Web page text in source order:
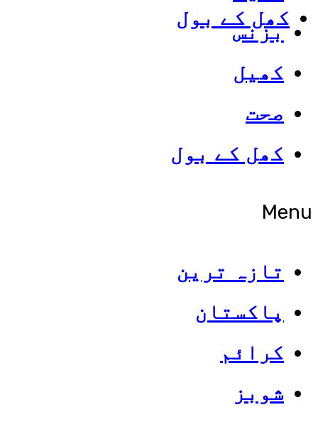
بزنس
کھیل
صحت
کھل کے بول
Menu
تازہ ترین
پاکستان
کرائم
شوبز
کھل کے بول